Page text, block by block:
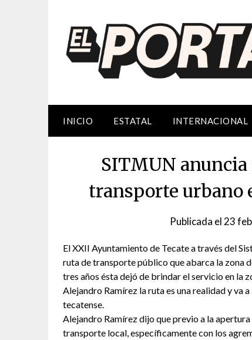
INICIO ESTATAL INTERNACIONAL
SITMUN
transporte urbano
Publicada el 23
El XXII Ayuntamiento de Tecate a través del
ruta de transporte público que abarca la zona
tres años ésta dejó de brindar el servicio en la
Alejandro Ramírez la ruta es una realidad y va
tecatense.
Alejandro Ramírez dijo que previo a la
transporte local, específicamente con los